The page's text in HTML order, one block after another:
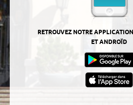
RETROUVEZ NOTRE
ET ANDROÏD